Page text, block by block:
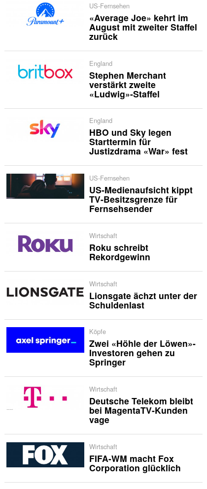
US-Fernsehen
«Average Joe» kehrt im
August mit zweiter Staffel
zurück
England
Stephen Merchant
verstärkt zweite
«Ludwig»-Staffel
England
HBO und Sky legen
Starttermin für
Justizdrama «War» fest
US-Fernsehen
US-Medienaufsicht kippt
TV-Besitzsgrenze für
Fernsehsender
Wirtschaft
Roku schreibt
Rekordgewinn
Wirtschaft
Lionsgate ächzt unter der
Schuldenlast
Köpfe
Zwei «Höhle der Löwen»-
Investoren gehen zu
Springer
Wirtschaft
Deutsche Telekom bleibt
bei MagentaTV-Kunden
vage
Wirtschaft
FIFA-WM macht Fox
Corporation glücklich